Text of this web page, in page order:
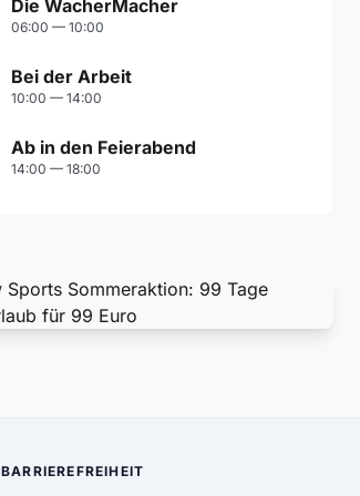
Die WacherMacher
06:00 — 10:00
Bei der Arbeit
10:00 — 14:00
Ab in den Feierabend
14:00 — 18:00
BARRIEREFREIHEIT